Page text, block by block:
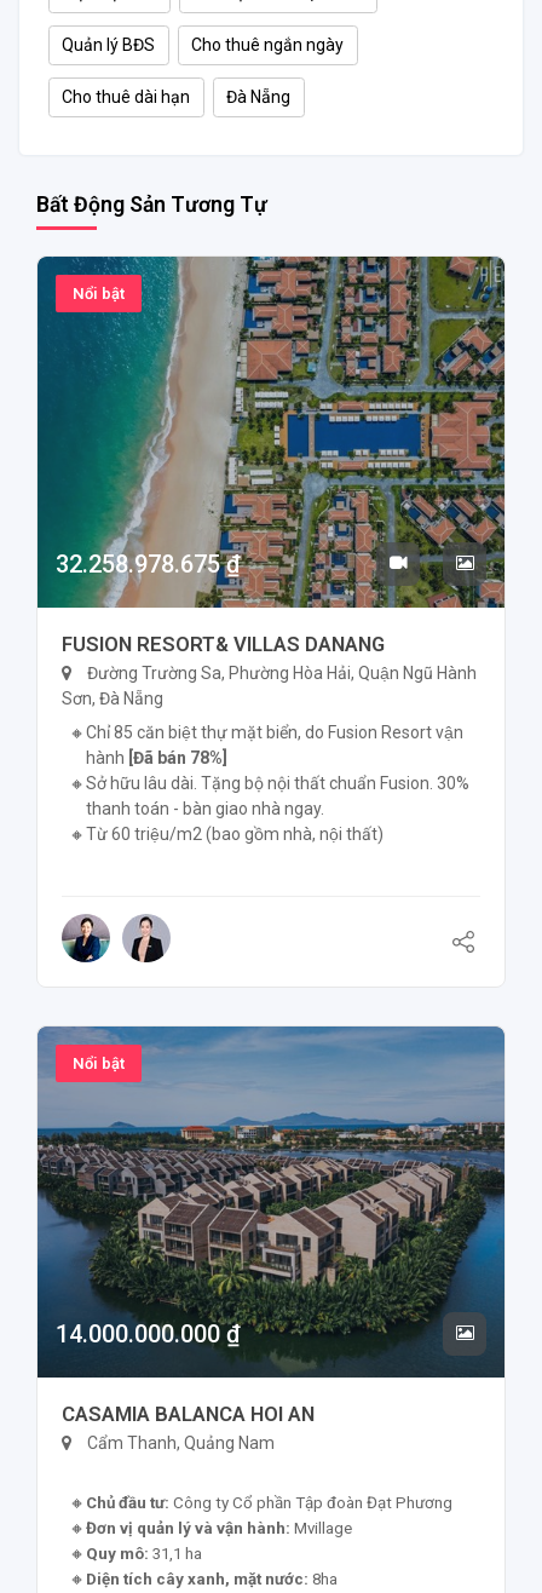
Quản lý BĐS Cho thuê ngắn ngày
Cho thuê dài hạn Đà Nẵng
Bất Động Sản Tương Tự
Nổi bật
32.258.978.675 ₫
FUSION RESORT& VILLAS DANANG
Đường Trường Sa, Phường Hòa Hải, Quận Ngũ Hành
Sơn, Đà Nẵng
Chỉ 85 căn biệt thự mặt biển, do Fusion Resort vận
hành [Đã bán 78%]
Sở hữu lâu dài. Tặng bộ nội thất chuẩn Fusion. 30%
thanh toán - bàn giao nhà ngay.
Từ 60 triệu/m2 (bao gồm nhà, nội thất)
Nổi bật
14.000.000.000 ₫
CASAMIA BALANCA HOI AN
Cẩm Thanh, Quảng Nam
Chủ đầu tư: Công ty Cổ phần Tập đoàn Đạt Phương
Đơn vị quản lý và vận hành: Mvillage
Quy mô: 31,1 ha
Diện tích cây xanh, mặt nước: 8ha